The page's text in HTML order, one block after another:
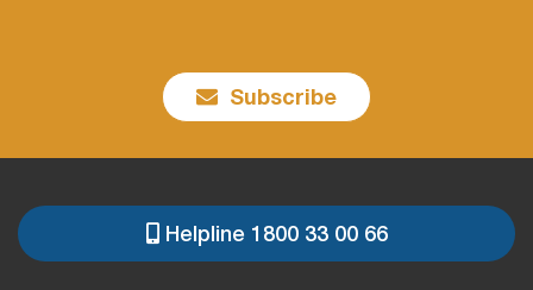
Subscribe
PRE
FOOTER
Helpline 1800 33 00 66